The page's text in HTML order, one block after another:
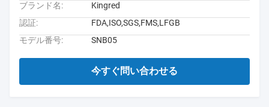
ブランド名:
Kingred
認証:
FDA,ISO,SGS,FMS,LFGB
モデル番号:
SNB05
今すぐ問い合わせる